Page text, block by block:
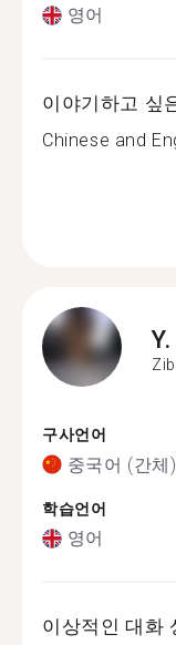
영어
이야기하고 싶
Chinese and
Y.
구사언어
중국어 (간체)
학습언어
영어
이상적인 대화